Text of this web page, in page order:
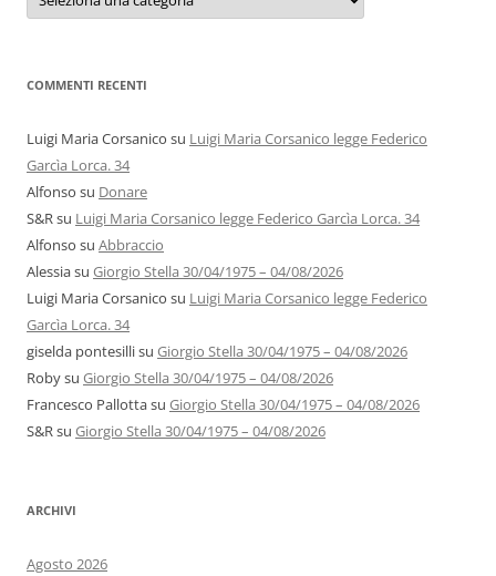
autori
COMMENTI RECENTI
Luigi Maria Corsanico su Luigi Maria Corsanico legge Federico
Garcìa Lorca. 34
Alfonso su Donare
S&Rsu Luigi Maria Corsanico legge Federico Garcìa Lorca. 34
Alfonso su Abbraccio
Alessiasu Giorgio Stella 30/04/1975 – 04/08/2026
Luigi Maria Corsanico su Luigi Maria Corsanico legge Federico
Garcìa Lorca. 34
giselda pontesillisu Giorgio Stella 30/04/1975 – 04/08/2026
Robysu Giorgio Stella 30/04/1975 – 04/08/2026
Francesco Pallottasu Giorgio Stella 30/04/1975 – 04/08/2026
S&Rsu Giorgio Stella 30/04/1975 – 04/08/2026
ARCHIVI
Agosto 2026